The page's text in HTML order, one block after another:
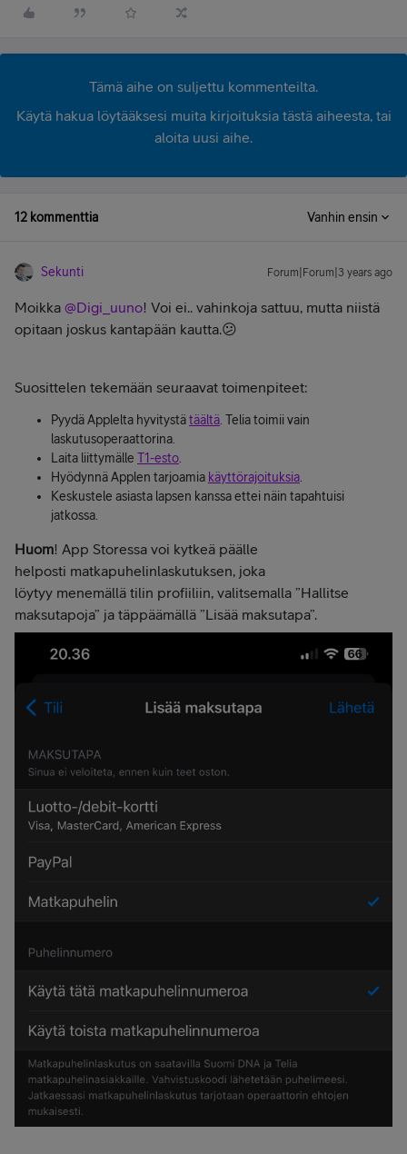
Tämä aihe on suljettu kommenteilta.
Käytä hakua löytääksesi muita kirjoituksia tästä aiheesta, tai
aloita uusi aihe.
12 kommenttia Vanhin ensin
Sekunti Forum|Forum|3 years ago
Moikka @Digi_uuno! Voi ei.. vahinkoja sattuu, mutta niistä
opitaan joskus kantapään kautta.😕
Suosittelen tekemään seuraavat toimenpiteet:
Pyydä Applelta hyvitystätäältä . Telia toimii vain
laskutusoperaattorina.
Laita liittymälle T1-esto
Hyödynnä Applen tarjoamia käyttörajoituksia
Keskustele asiasta lapsen kanssa ettei näin tapahtuisi
jatkossa.
Huom! App Storessa voi kytkeä päälle
helposti matkapuhelinlaskutuksen, joka
löytyy menemällä tilin profiiliin, valitsemalla ”Hallitse
maksutapoja” ja täppäämällä ”Lisää maksutapa”.